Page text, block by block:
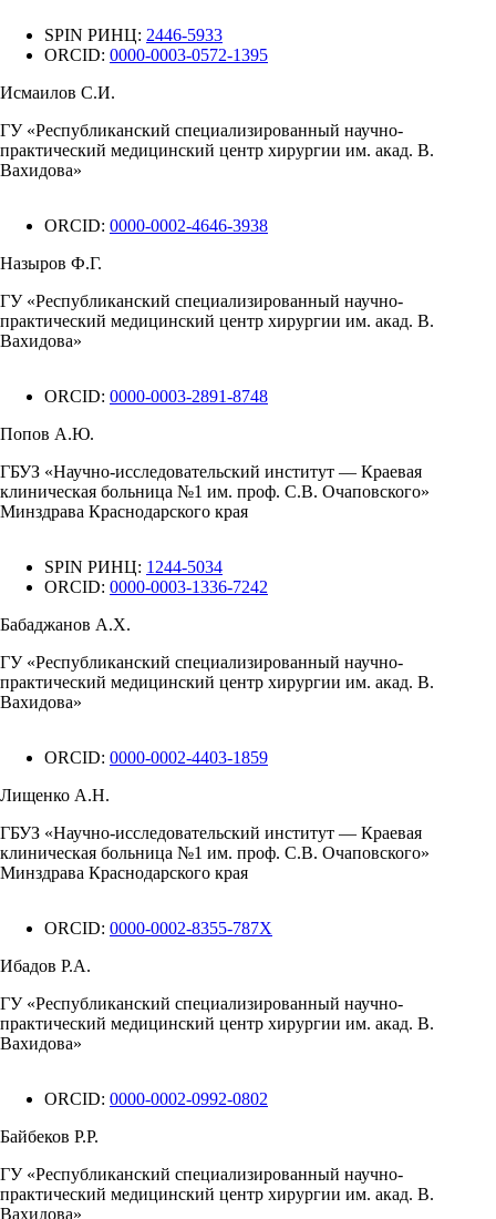
SPIN РИНЦ: 2446-5933
ORCID: 0000-0003-0572-1395
Исмаилов С.И.
ГУ «Республиканский специализированный научно-
практический медицинский центр хирургии им. акад. В.
Вахидова»
ORCID: 0000-0002-4646-3938
Назыров Ф.Г.
ГУ «Республиканский специализированный научно-
практический медицинский центр хирургии им. акад. В.
Вахидова»
ORCID: 0000-0003-2891-8748
Попов А.Ю.
ГБУЗ «Научно-исследовательский институт — Краевая
клиническая больница №1 им. проф. С.В. Очаповского»
Минздрава Краснодарского края
SPIN РИНЦ: 1244-5034
ORCID: 0000-0003-1336-7242
Бабаджанов А.Х.
ГУ «Республиканский специализированный научно-
практический медицинский центр хирургии им. акад. В.
Вахидова»
ORCID: 0000-0002-4403-1859
Лищенко А.Н.
ГБУЗ «Научно-исследовательский институт — Краевая
клиническая больница №1 им. проф. С.В. Очаповского»
Минздрава Краснодарского края
ORCID: 0000-0002-8355-787X
Ибадов Р.А.
ГУ «Республиканский специализированный научно-
практический медицинский центр хирургии им. акад. В.
Вахидова»
ORCID: 0000-0002-0992-0802
Байбеков Р.Р.
ГУ «Республиканский специализированный научно-
практический медицинский центр хирургии им. акад. В.
Вахидова»